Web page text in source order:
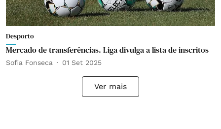
Desporto
Mercado de transferências. Liga divulga a lista de inscritos
Sofia Fonseca 01 Set 2025
Ver mais